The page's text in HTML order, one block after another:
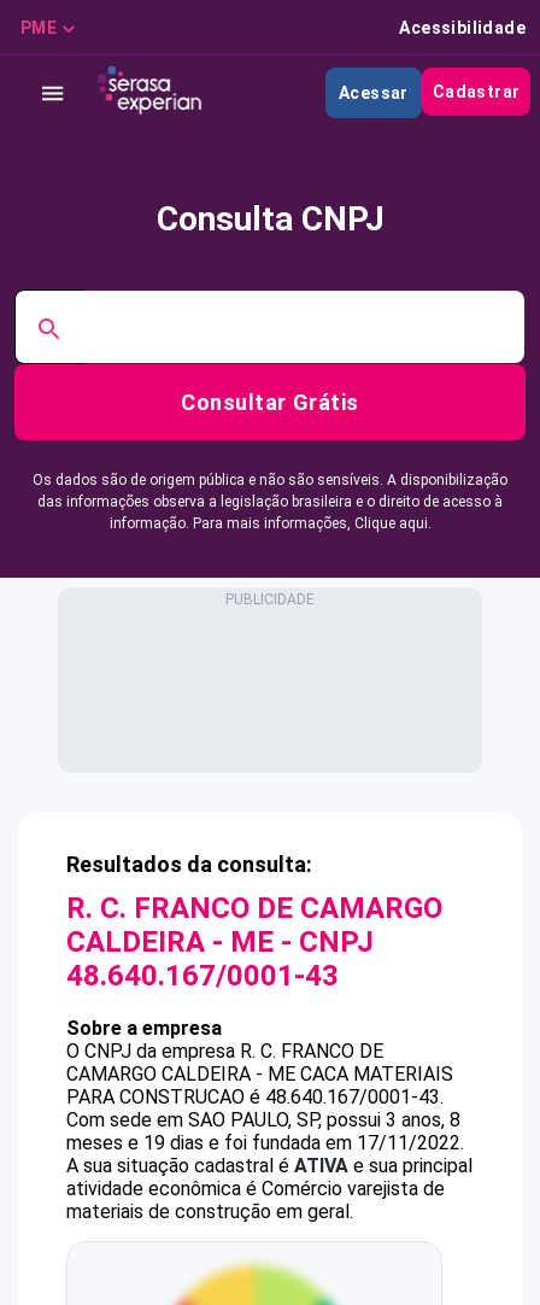
PME Acessibilidade
Acessar Cadastrar
Consulta CNPJ
Consultar Grátis
Os dados são de origem pública e não são sensíveis. A disponibilização
das informações observa a legislação brasileira e o direito de acesso à
informação. Para mais informações, Clique aqui.
Resultados da consulta:
R. C. FRANCO DE CAMARGO
CALDEIRA - ME - CNPJ
48.640.167/0001-43
Sobre a empresa
O CNPJ da empresa R. C. FRANCO DE
CAMARGO CALDEIRA - ME CACA MATERIAIS
PARA CONSTRUCAO é 48.640.167/0001-43.
Com sede em SAO PAULO, SP, possui 3 anos, 8
meses e 19 dias e foi fundada em 17/11/2022.
A sua situação cadastral é ATIVA e sua principal
atividade econômica é Comércio varejista de
materiais de construção em geral.